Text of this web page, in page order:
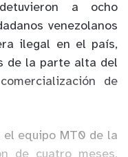
a ocho
venezolanos
ilegal en el país,
de la parte alta del
de
equipo MT0 de la
de cuatro meses,